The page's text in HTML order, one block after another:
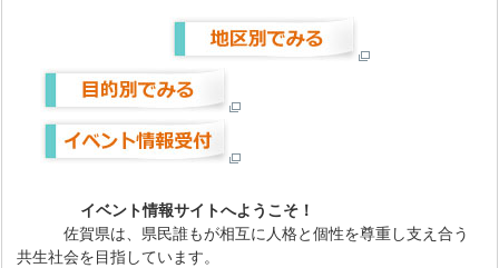
イベント情報サイトへようこそ！
佐賀県は、県民誰もが相互に人格と個性を尊重し支え合う
共生社会を目指しています。